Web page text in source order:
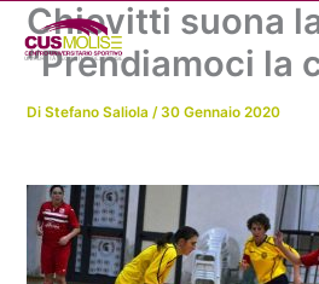
contenuto
Chiovitti suona
“Prendiamoci la
DiStefano Saliola/30 Gennaio 2020